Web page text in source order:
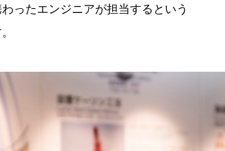
ったエンジニアが担当するという